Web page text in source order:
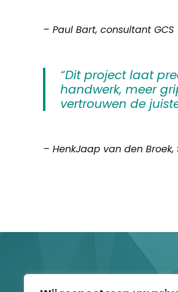
– Paul Bart, consultant GCS
“Dit project laat
handwerk, meer
vertrouwen de
– HenkJaap van den